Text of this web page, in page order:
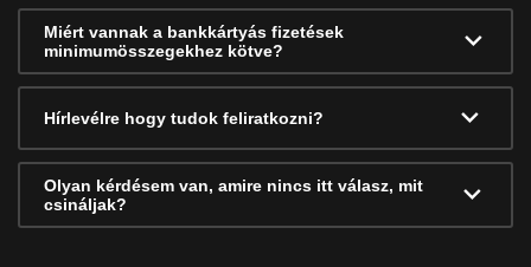
Miért vannak a bankkártyás fizetések
minimumösszegekhez kötve?
Hírlevélre hogy tudok feliratkozni?
Olyan kérdésem van, amire nincs itt válasz, mit
csináljak?